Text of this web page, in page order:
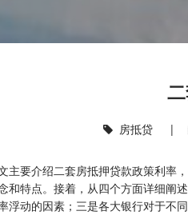
房抵贷 |
主要介绍二套房抵押贷款政策利率
和特点。接着，从四个方面详细阐
浮动的因素；三是各大银行对于不